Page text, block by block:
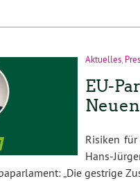
Aktuelles
EU-
Risiken
Hans-
„Die gestrige